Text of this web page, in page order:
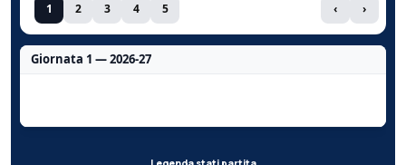
1 2 3 4 5 ‹ ›
Giornata 1 — 2026-27